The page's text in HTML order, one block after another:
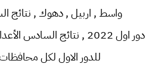
واسط , اربيل , دهوك , نتائج
دور اول
للدور الاوللكل محافظات